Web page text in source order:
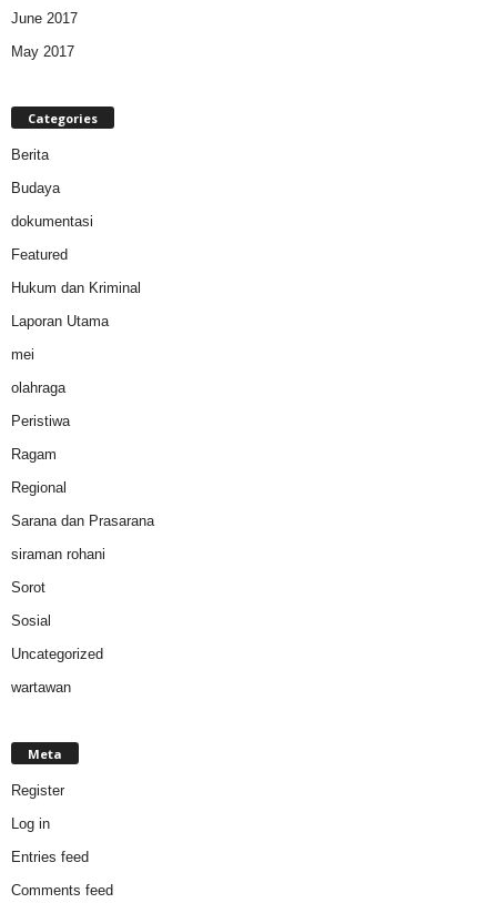
June 2017
May 2017
Categories
Berita
Budaya
dokumentasi
Featured
Hukum dan Kriminal
Laporan Utama
mei
olahraga
Peristiwa
Ragam
Regional
Sarana dan Prasarana
siraman rohani
Sorot
Sosial
Uncategorized
wartawan
Meta
Register
Log in
Entries feed
Comments feed